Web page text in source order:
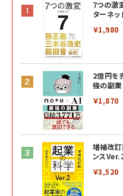
7つの激
ターネッ
￥1,980
2億円を
強の副業
￥1,870
増補改
ンス
￥3,520